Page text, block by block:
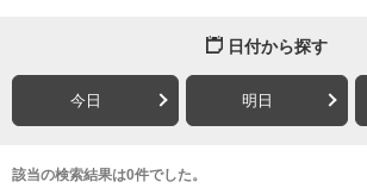
日付から探す
今日 明日
該当の検索結果は0件でした。